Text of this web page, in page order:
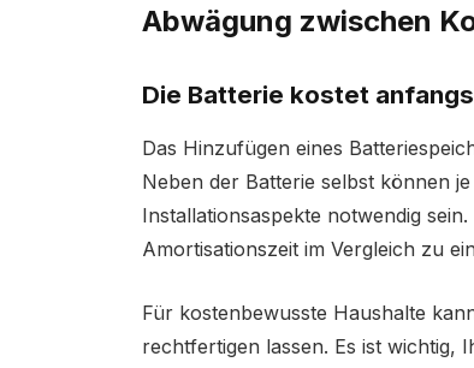
Abwägung zwischen
Die Batterie kostet
Das Hinzufügen eines
Neben der Batterie selbst können
Installationsaspekte notwendig
Amortisationszeit im Vergleich zu
Für kostenbewusste Haushalte
rechtfertigen lassen. Es ist wichtig,